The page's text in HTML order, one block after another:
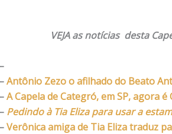
VEJA as notícias desta
Antônio Zezo o afilhado do Beato
A Capela de Categró, em SP, agora é
– Pedindo à Tia Eliza para usar a
–Verônica amiga de Tia Eliza traduz